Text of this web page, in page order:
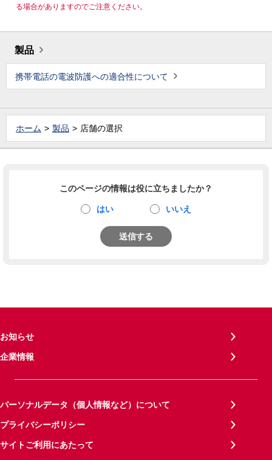
る場合がありますのでご注意ください。
製品
携帯電話の電波防護への適合性について
ホーム 製品 店舗の選択
このページの情報は役に立ちましたか？
はい いいえ
送信する
お知らせ
企業情報
パーソナルデータ（個人情報など）について
プライバシーポリシー
サイトご利用にあたって